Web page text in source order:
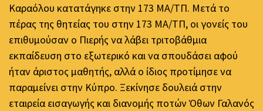
Καραόλου κατατάγηκε στην 173 ΜΑ/ΤΠ. Μετά το
πέρας της θητείας του στην 173 ΜΑ/ΤΠ, οι γονείς του
επιθυμούσαν ο Πιερής να λάβει τριτοβάθμια
εκπαίδευση στο εξωτερικό και να σπουδάσει αφού
ήταν άριστος μαθητής, αλλά ο ίδιος προτίμησε να
παραμείνει στην Κύπρο. Ξεκίνησε δουλειά στην
εταιρεία εισαγωγής και διανομής ποτών Όθων Γαλανός